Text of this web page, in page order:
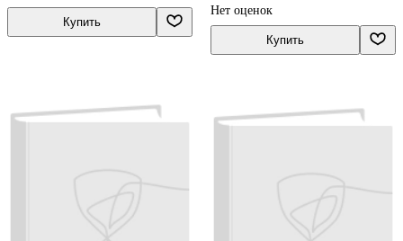
Купить
Нет оценок
Купить